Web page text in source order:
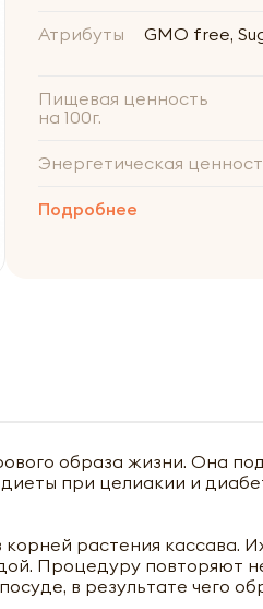
Атрибуты
GMO free,
Пищевая ценность
на 100г.
Энергетическая
Подробнее
образа жизни. Она
при целиакии и
растения кассава.
Процедуру повторяют
в результате чего